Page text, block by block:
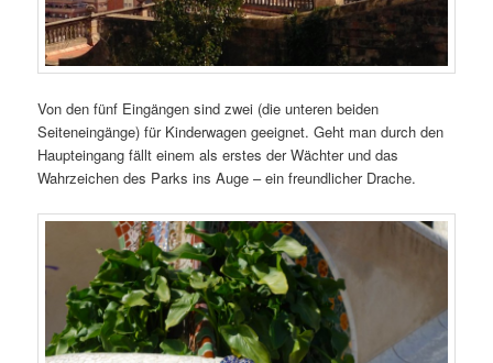
Von den fünf Eingängen sind zwei (die unteren beiden
Seiteneingänge) für Kinderwagen geeignet. Geht man durch den
Haupteingang fällt einem als erstes der Wächter und das
Wahrzeichen des Parks ins Auge – ein freundlicher Drache.